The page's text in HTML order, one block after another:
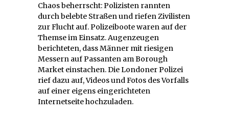
Chaos beherrscht: Polizisten rannten
durch belebte Straßen und riefen Zivilisten
zur Flucht auf. Polizeiboote waren auf der
Themse im Einsatz. Augenzeugen
berichteten, dass Männer mit riesigen
Messern auf Passanten am Borough
Market einstachen. Die Londoner Polizei
rief dazu auf, Videos und Fotos des Vorfalls
auf einer eigens eingerichteten
Internetseite hochzuladen.